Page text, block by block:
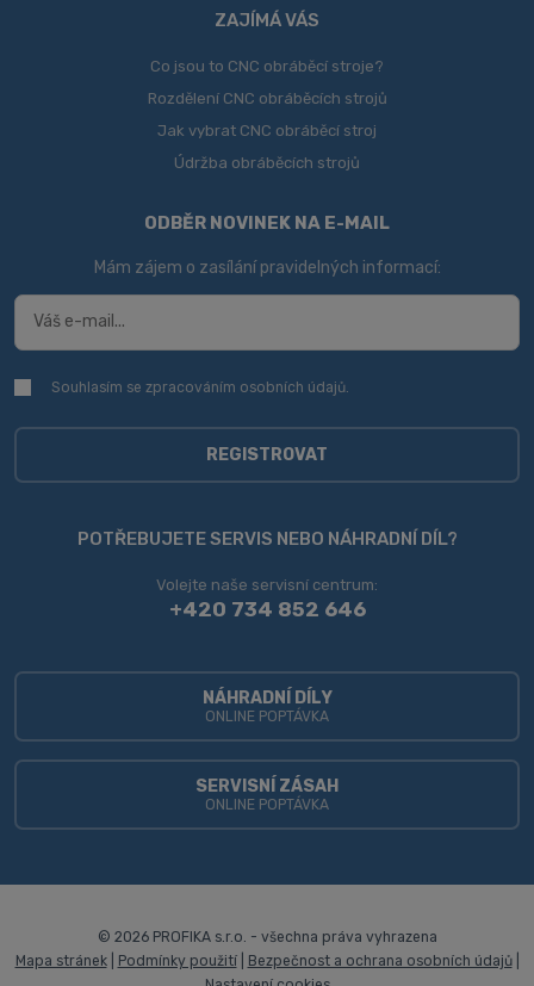
ZAJÍMÁ VÁS
Co jsou to CNC obráběcí stroje?
Rozdělení CNC obráběcích strojů
Jak vybrat CNC obráběcí stroj
Údržba obráběcích strojů
ODBĚR NOVINEK NA E-MAIL
Mám zájem o zasílání pravidelných informací:
Souhlasím
zpracováním
Souhlasím se zpracováním osobních údajů
REGISTROVAT
se
POTŘEBUJETE SERVIS NEBO NÁHRADNÍ DÍL?
Volejte naše servisní centrum:
+420 734 852 646
NÁHRADNÍ DÍLY
ONLINE POPTÁVKA
SERVISNÍ ZÁSAH
ONLINE POPTÁVKA
© 2026 PROFIKA s.r.o. - všechna práva vyhrazena
Mapa stránek
Podmínky použití Bezpečnost a ochrana osobních údajů